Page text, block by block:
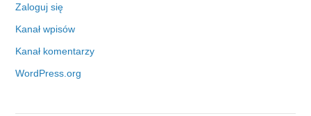
Zaloguj się
Kanał wpisów
Kanał komentarzy
WordPress.org